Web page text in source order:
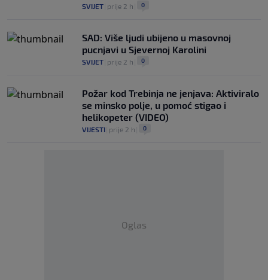
SVIJET prije 2 h 0
SAD: Više ljudi ubijeno u masovnoj
pucnjavi u Sjevernoj Karolini
SVIJET prije 2 h 0
Požar kod Trebinja ne jenjava: Aktiviralo
se minsko polje, u pomoć stigao i
helikopeter (VIDEO)
VIJESTI prije 2 h 0
Oglas